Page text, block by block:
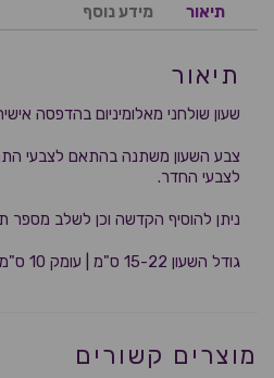
תיאור מידע נוסף
תיאור
שעון שולחני מאלומיניום בהדפסה
צבע השעון משתנה בהתאם לצבעי
לצבעי החדר.
ניתן להוסיף הקדשה וכן לשלב מספר
גודל השעון 15-22 ס"מ | עומק 10 ס"מ
מוצרים קשורים